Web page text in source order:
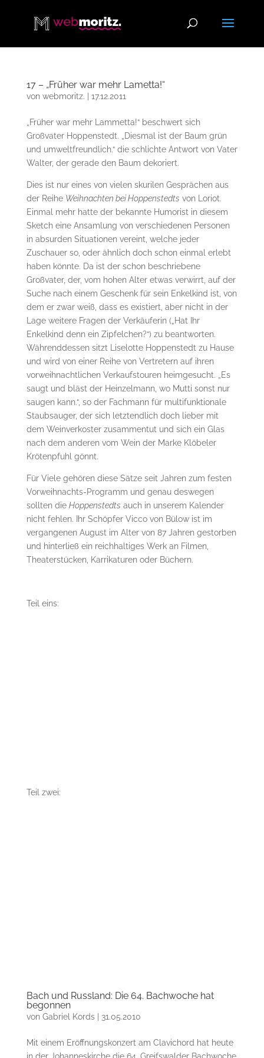
17 – „Früher war mehr Lametta!“
von webmoritz. 17.12.2011
„Früher war mehr Lammetta!“ beschwert sich
Großvater Hoppenstedt. „Diesmal ist der Baum grün
und umweltfreundlich.“ die schlichte Antwort von Vater
Walter, der gerade den Baum dekoriert.
Dies ist nur eines von vielen skurilen Gesprächen aus
der Reihe Weihnachten bei Hoppenstedts von Loriot.
Einmal mehr hatte der bekannte Humorist in diesem
Sketch eine Ansamlung von verschiedenen Personen
in absurden Situationen vereint, welche jeder
Zuschauer so, oder ähnlich doch schon einmal erlebt
haben könnte. Da ist der schon beschriebene
Großvater, der, vom hohen Alter etwas verwirrt, auf der
Suche nach einem Geschenk für sein Enkelkind ist, von
dem er zwar weiß, dass es existiert, aber nicht in der
Lage weitere Fragen der Verkäuferin („Hat Ihr
Enkelkind denn ein Zipfelchen?“) zu beantworten.
Währenddessen sitzt Liselotte Hoppenstedt zu Hause
und wird von einer Reihe von Vertretern auf ihren
vorweihnachtlichen Verkaufstouren heimgesucht. „Es
saugt und bläst der Heinzelmann, wo Mutti sonst nur
saugen kann.“, so der Fachmann für multifunktionale
Staubsauger, der sich letztendlich doch lieber mit
dem Weinverkoster zusammentut und sich ein Glas
nach dem anderen vom Wein der Marke Klöbeler
Krötenpfuhl gönnt.
Für Viele gehören diese Sätze seit Jahren zum festen
Vorweihnachts-Programm und genau deswegen
sollten die Hoppenstedts auch in unserem Kalender
nicht fehlen. Ihr Schöpfer Vicco von Bülow ist im
vergangenen August im Alter von 87 Jahren gestorben
und hinterließ ein reichhaltiges Werk an Filmen,
Theaterstücken, Karrikaturen oder Büchern.
Teil eins:
Teil zwei:
Bach und Russland: Die 64. Bachwoche hat
begonnen
von Gabriel Kords| 31.05.2010
Mit einem Eröffnungskonzert am Clavichord hat heute
in der Johanneskirche die 64. Greifswalder Bachwoche